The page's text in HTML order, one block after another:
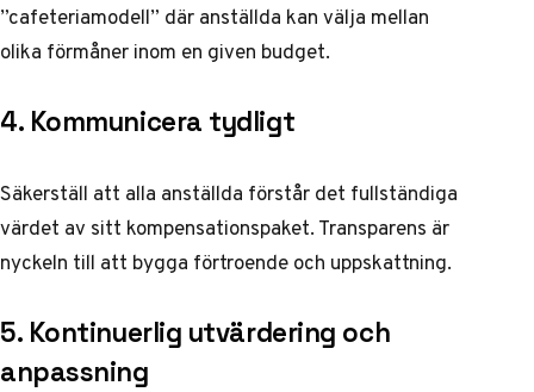
”cafeteriamodell” där anställda kan välja mellan
olika förmåner inom en given budget.
4. Kommunicera tydligt
Säkerställ att alla anställda förstår det fullständiga
värdet av sitt kompensationspaket. Transparens är
nyckeln till att bygga förtroende och uppskattning.
5. Kontinuerlig utvärdering och
anpassning